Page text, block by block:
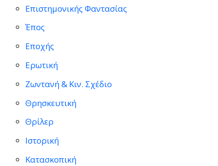
Επιστημονικής Φαντασίας
Έπος
Εποχής
Ερωτική
Ζωντανή & Κιν. Σχέδιο
Θρησκευτική
Θρίλερ
Ιστορική
Κατασκοπική